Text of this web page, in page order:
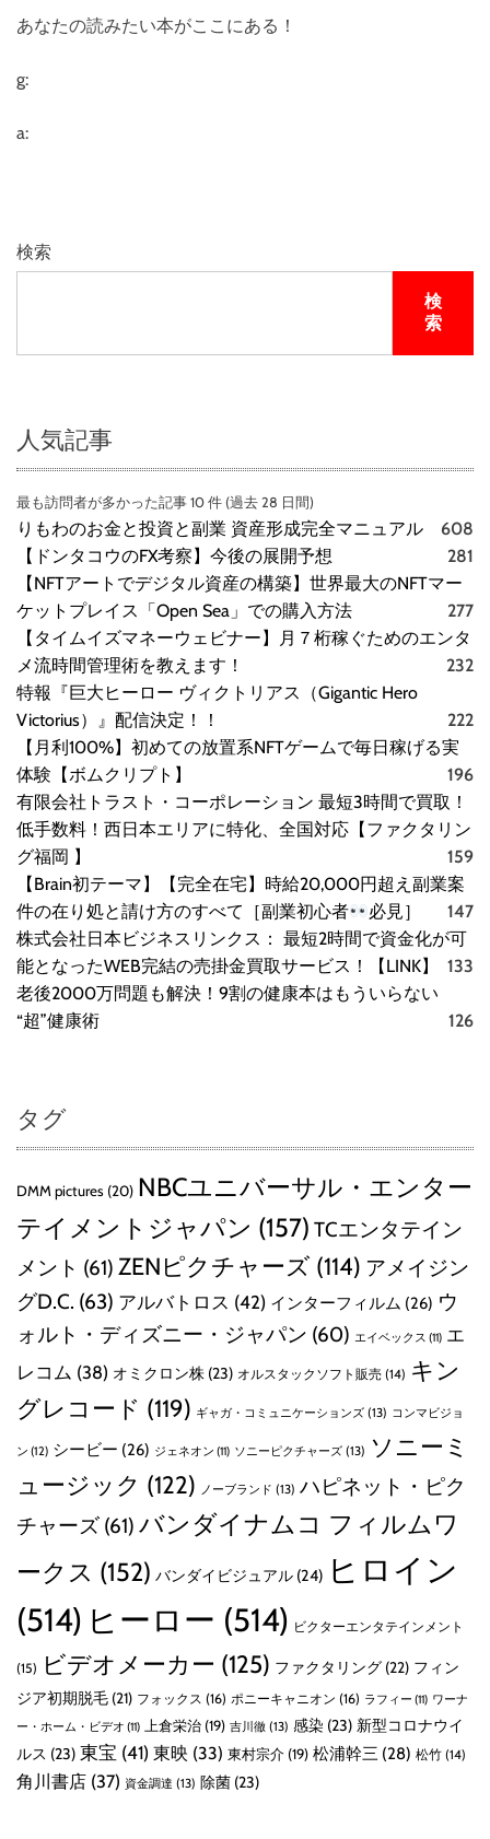
あなたの読みたい本がここにある！
g:
a:
検索
検
索
人気記事
最も訪問者が多かった記事 10 件 (過去 28 日間)
りもわのお金と投資と副業 資産形成完全マニュアル
608
【ドンタコウのFX考察】今後の展開予想
281
【NFTアートでデジタル資産の構築】世界最大のNFTマー
ケットプレイス「Open Sea」での購入方法
277
【タイムイズマネーウェビナー】月７桁稼ぐためのエンタ
メ流時間管理術を教えます！
232
特報『巨大ヒーロー ヴィクトリアス（Gigantic Hero
Victorius）』配信決定！！
222
【月利100%】初めての放置系NFTゲームで毎日稼げる実
体験【ボムクリプト】
196
有限会社トラスト・コーポレーション 最短3時間で買取！
低手数料！西日本エリアに特化、全国対応【ファクタリン
グ福岡 】
159
【Brain初テーマ】【完全在宅】時給20,000円超え副業案
件の在り処と請け方のすべて［副業初心者
必見］
147
株式会社日本ビジネスリンクス： 最短2時間で資金化が可
能となったWEB完結の売掛金買取サービス！【LINK】
133
老後2000万問題も解決！9割の健康本はもういらない
“超”健康術
126
タグ
DMM pictures (20) NBCユニバーサル・エンター
テイメントジャパン (157) TCエンタテイン
メント (61) ZENピクチャーズ (114) アメイジン
グD.C. (63) アルバトロス (42) インターフィルム (26) ウ
ォルト・ディズニー・ジャパン (60) エイベックス (11) エ
レコム (38) オミクロン株 (23) オルスタックソフト販売 (14) キン
グレコード (119) ギャガ・コミュニケーションズ (13) コンマビジョ
ン (12) シービー (26) ジェネオン (11) ソニーピクチャーズ (13) ソニーミ
ュージック (122) ノーブランド (13) ハピネット・ピク
チャーズ (61) バンダイナムコ フィルムワ
ークス (152) バンダイビジュアル (24) ヒロイン
(514) ヒーロー (514) ビクターエンタテインメント
(15) ビデオメーカー (125) ファクタリング (22) フィン
ジア初期脱毛 (21) フォックス (16) ポニーキャニオン (16) ラフィー (11) ワーナ
ー・ホーム・ビデオ (11) 上倉栄治 (19) 吉川徹 (13) 感染 (23) 新型コロナウイ
ルス (23) 東宝 (41) 東映 (33) 東村宗介 (19) 松浦幹三 (28) 松竹 (14)
角川書店 (37) 資金調達 (13) 除菌 (23)